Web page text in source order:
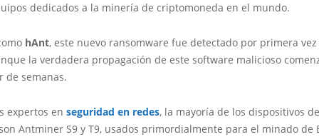
dedicados a la minería de criptomoneda en el mundo.
hAnt, este nuevo ransomware fue detectado por primera
la verdadera propagación de este software malicioso
de semanas.
expertos en seguridad en redes, la mayoría de los dispositivos
Antminer S9 y T9, usados primordialmente para el minado de